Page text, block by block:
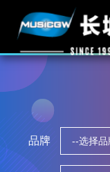
品牌